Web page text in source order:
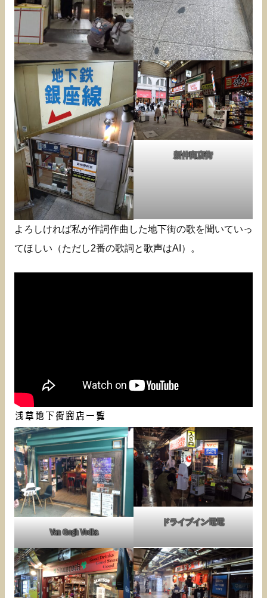
新仲商店街
よろしければ私が作詞作曲した地下街の歌を聞いていっ
てほしい（ただし2番の歌詞と歌声はAI）。
浅草地下街商店一覧
Van Gogh Vodka
ドライブイン電電